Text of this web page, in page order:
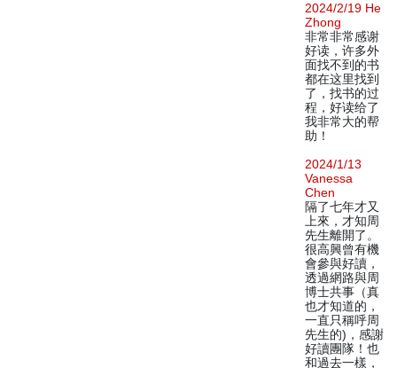
2024/2/19 He
Zhong
非常非常感谢
好读，许多外
面找不到的书
都在这里找到
了，找书的过
程，好读给了
我非常大的帮
助！
2024/1/13
Vanessa
Chen
隔了七年才又
上來，才知周
先生離開了。
很高興曾有機
會參與好讀，
透過網路與周
博士共事（真
也才知道的，
一直只稱呼周
先生的)，感謝
好讀團隊！也
和過去一樣，